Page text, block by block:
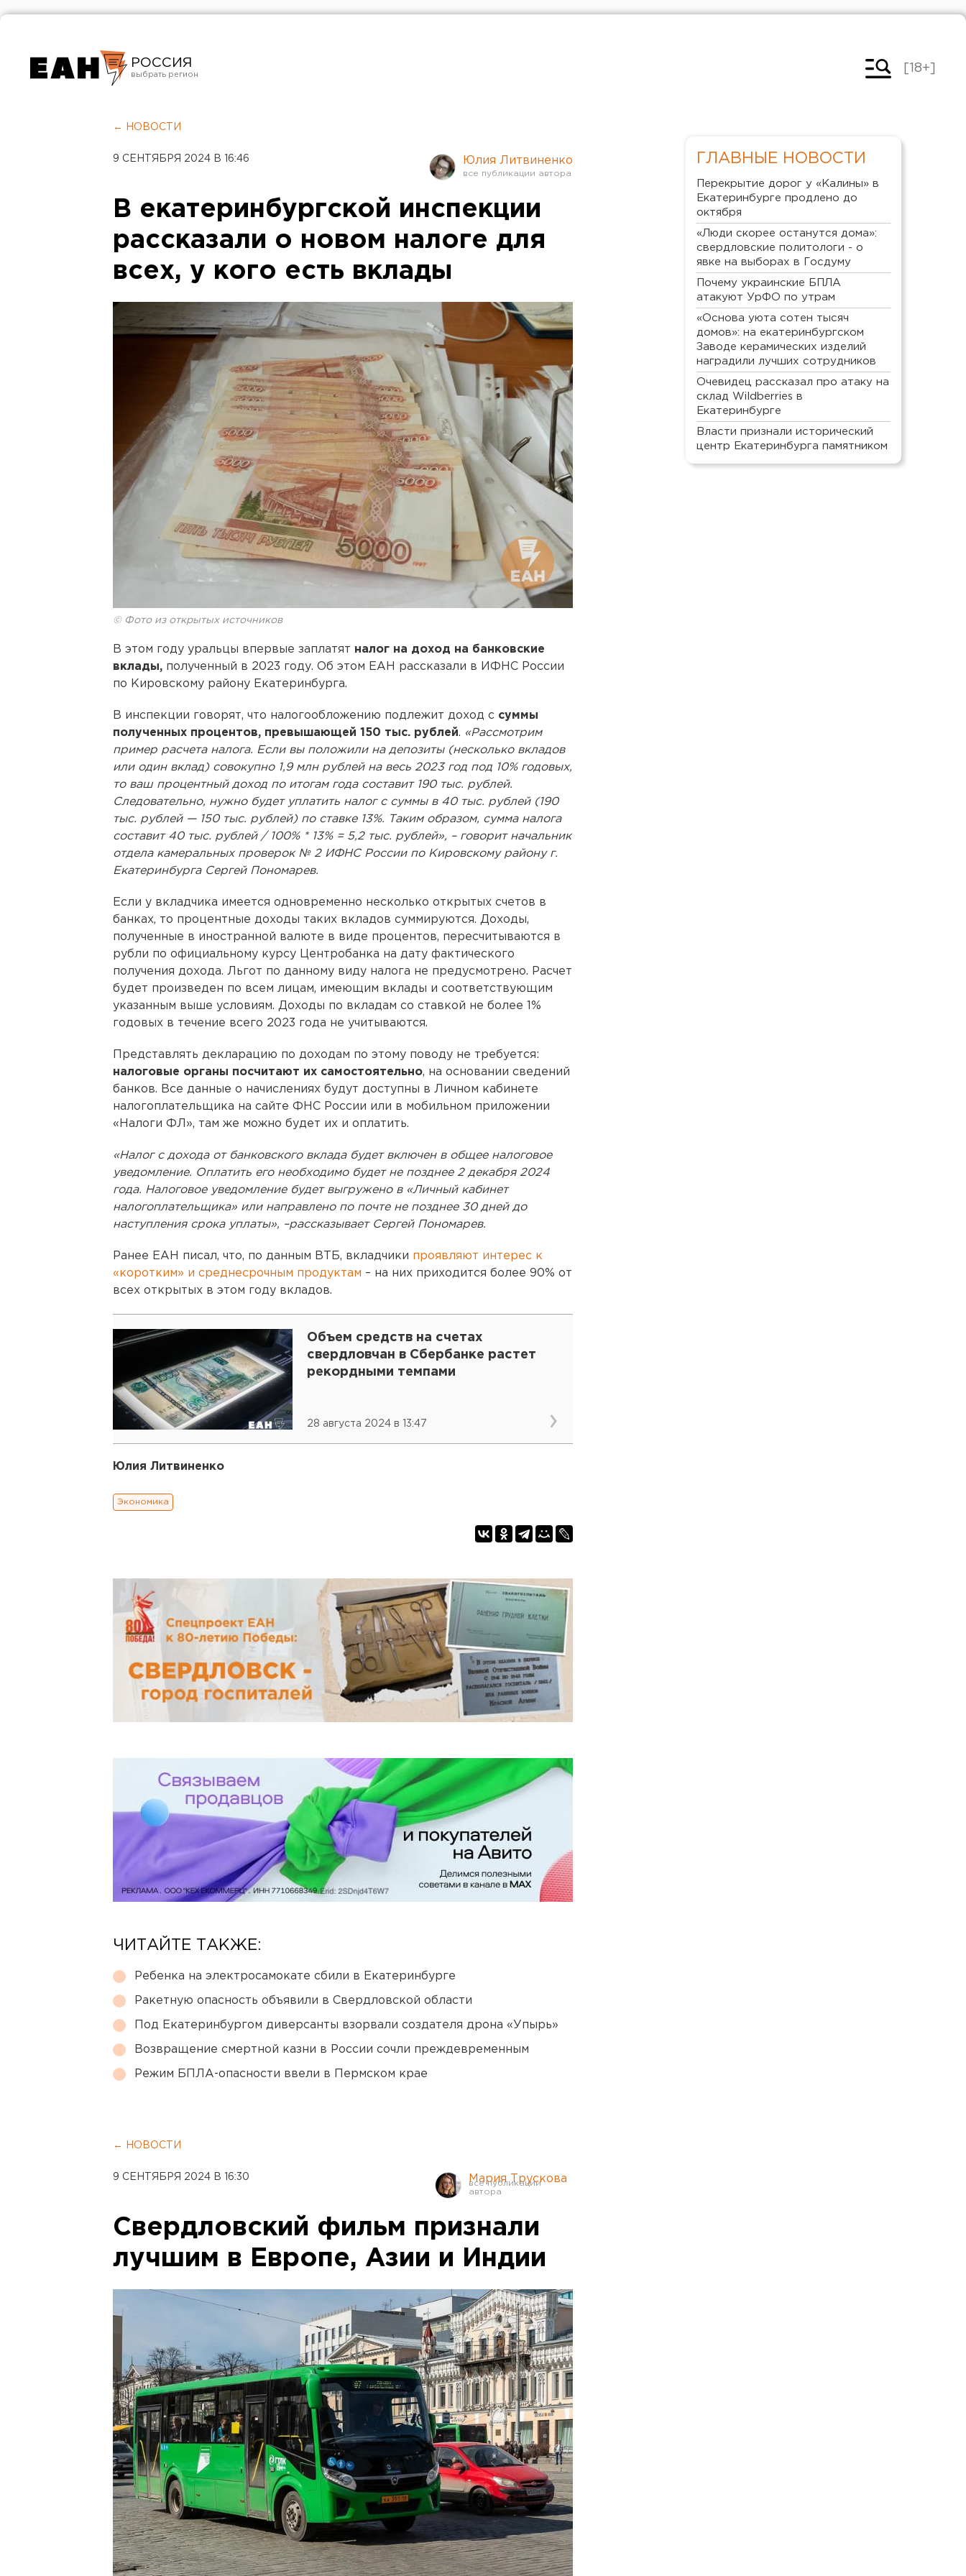
РОССИЯ
Челябинск
[18+]
← НОВОСТИ
9 СЕНТЯБРЯ 2024 В 16:46 Юлия Литвиненко
В екатеринбургской инспекции
рассказали о новом налоге для
всех, у кого есть вклады
© Фото из открытых источников
В этом году уральцы впервые заплатят налог на доход на банковские
вклады, полученный в 2023 году. Об этом ЕАН рассказали в ИФНС России
по Кировскому району Екатеринбурга.
В инспекции говорят, что налогообложению подлежит доход с суммы
полученных процентов, превышающей 150 тыс. рублей. «Рассмотрим
пример расчета налога. Если вы положили на депозиты (несколько вкладов
или один вклад) совокупно 1,9 млн рублей на весь 2023 год под 10% годовых,
то ваш процентный доход по итогам года составит 190 тыс. рублей.
Следовательно, нужно будет уплатить налог с суммы в 40 тыс. рублей (190
тыс. рублей — 150 тыс. рублей) по ставке 13%. Таким образом, сумма налога
составит 40 тыс. рублей / 100% * 13% = 5,2 тыс. рублей», – говорит начальник
отдела камеральных проверок № 2 ИФНС России по Кировскому району г.
Екатеринбурга Сергей Пономарев.
Если у вкладчика имеется одновременно несколько открытых счетов в
банках, то процентные доходы таких вкладов суммируются. Доходы,
полученные в иностранной валюте в виде процентов, пересчитываются в
рубли по официальному курсу Центробанка на дату фактического
получения дохода. Льгот по данному виду налога не предусмотрено. Расчет
будет произведен по всем лицам, имеющим вклады и соответствующим
указанным выше условиям. Доходы по вкладам со ставкой не более 1%
годовых в течение всего 2023 года не учитываются.
Представлять декларацию по доходам по этому поводу не требуется:
налоговые органы посчитают их самостоятельно, на основании сведений
банков. Все данные о начислениях будут доступны в Личном кабинете
налогоплательщика на сайте ФНС России или в мобильном приложении
«Налоги ФЛ», там же можно будет их и оплатить.
«Налог с дохода от банковского вклада будет включен в общее налоговое
уведомление. Оплатить его необходимо будет не позднее 2 декабря 2024
года. Налоговое уведомление будет выгружено в «Личный кабинет
налогоплательщика» или направлено по почте не позднее 30 дней до
наступления срока уплаты», –рассказывает Сергей Пономарев.
Ранее ЕАН писал, что, по данным ВТБ, вкладчики проявляют интерес к
«коротким» и среднесрочным продуктам – на них приходится более 90% от
всех открытых в этом году вкладов.
Объем средств на счетах
свердловчан в Сбербанке растет
рекордными темпами
28 августа 2024 в 13:47
Юлия Литвиненко
Экономика
ЧИТАЙТЕ ТАКЖЕ:
Ребенка на электросамокате сбили в Екатеринбурге
Ракетную опасность объявили в Свердловской области
Под Екатеринбургом диверсанты взорвали создателя дрона «Упырь»
Возвращение смертной казни в России сочли преждевременным
Режим БПЛА-опасности ввели в Пермском крае
← НОВОСТИ
9 СЕНТЯБРЯ 2024 В 16:30 Мария Трускова
Свердловский фильм признали
лучшим в Европе, Азии и Индии
ГЛАВНЫЕ НОВОСТИ
Перекрытие дорог у «Калины» в
Екатеринбурге продлено до
октября
«Люди скорее останутся дома»:
свердловские политологи - о
явке на выборах в Госдуму
Почему украинские БПЛА
атакуют УрФО по утрам
«Основа уюта сотен тысяч
домов»: на екатеринбургском
Заводе керамических изделий
наградили лучших сотрудников
Очевидец рассказал про атаку на
склад Wildberries в
Екатеринбурге
Власти признали исторический
центр Екатеринбурга памятником